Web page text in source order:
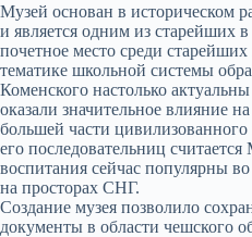
Музей основан в историческом
и является одним из старейших
почетное место среди
тематике школьной системы
Коменского настолько
оказали значительное влияние
большей части
его последовательниц
воспитания сейчас популярны
на просторах СНГ.
Создание музея позволило
документы в области чешского